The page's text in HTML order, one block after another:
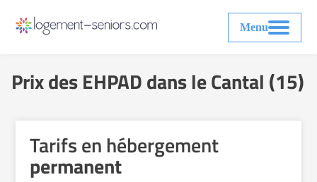
Menu
Prix des EHPAD dans le Cantal (15)
Tarifs en hébergement
permanent